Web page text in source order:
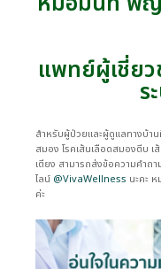
แพทย์ผู้เชี่ย
ร
สำหรับผู้ป่วยและผู้ดูแลทางบ้า
สมอง โรคเส้นเลือดสมองตีบ
เตียง สามารถส่งข้อความคำถา
ไลน์ @VivaWellness นะคะ
ค่ะ